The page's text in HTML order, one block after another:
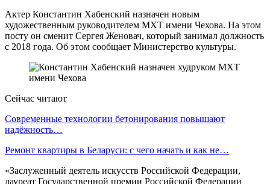
Актер Константин Хабенский назначен новым
художественным руководителем МХТ имени Чехова. На этом
посту он сменит Сергея Женовач, который занимал должность
с 2018 года. Об этом сообщает Министерство культуры.
Сейчас читают
Современные технологии бетонирования повышают
надёжность…
Ремонт квартиры в Беларуси: с чего начать и как не…
«Заслуженный деятель искусств Российской Федерации,
лауреат Государственной премии Российской Федерации